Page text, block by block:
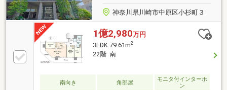
神奈川県川崎市中原区小杉町３
1億2,980万円
3LDK 79.61m2
22階 南
南向き 角部屋
モニタ付インターホ
ン